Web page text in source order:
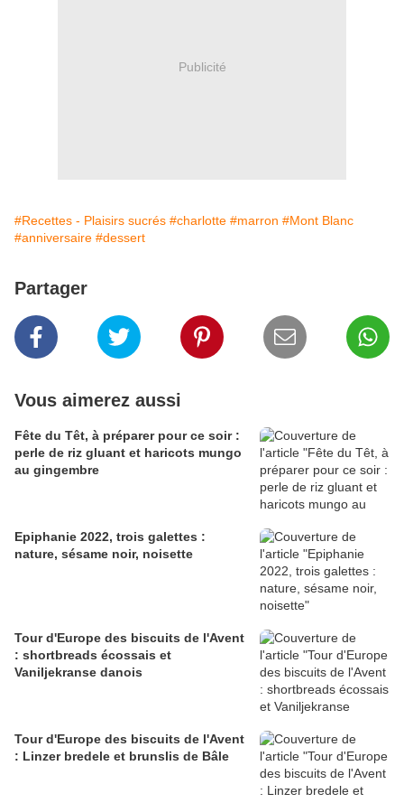
Publicité
#Recettes - Plaisirs sucrés #charlotte #marron #Mont Blanc
#anniversaire #dessert
Partager
Vous aimerez aussi
Fête du Têt, à préparer pour ce soir :
perle de riz gluant et haricots mungo
au gingembre
Epiphanie 2022, trois galettes :
nature, sésame noir, noisette
Tour d'Europe des biscuits de l'Avent
: shortbreads écossais et
Vaniljekranse danois
Tour d'Europe des biscuits de l'Avent
: Linzer bredele et brunslis de Bâle